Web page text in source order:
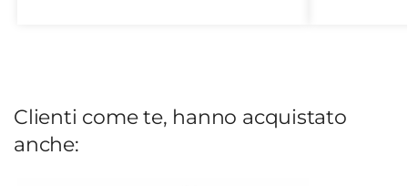
Clienti come te, hanno acquistato
anche: